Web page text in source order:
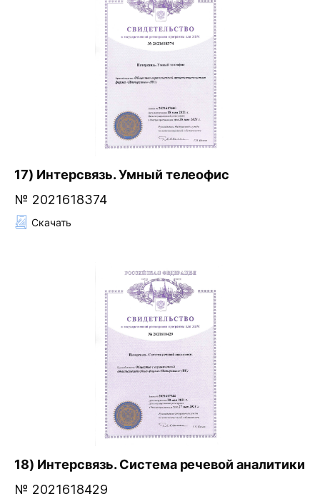
17) Интерсвязь. Умный телеофис
№ 2021618374
Скачать
18) Интерсвязь. Система речевой аналитики
№ 2021618429